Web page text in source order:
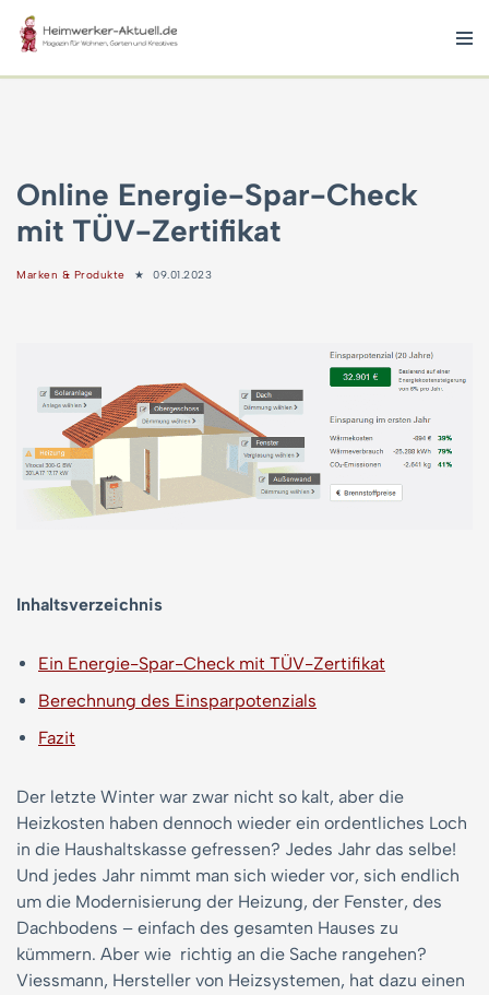
Zum
Inhalt
Online Energie-Spar-Check
mit TÜV-Zertifikat
Marken & Produkte 09.01.2023
Inhaltsverzeichnis
Ein Energie-Spar-Check mit TÜV-Zertifikat
Berechnung des Einsparpotenzials
Fazit
Der letzte Winter war zwar nicht so kalt, aber die
Heizkosten haben dennoch wieder ein ordentliches Loch
in die Haushaltskasse gefressen? Jedes Jahr das selbe!
Und jedes Jahr nimmt man sich wieder vor, sich endlich
um die Modernisierung der Heizung, der Fenster, des
Dachbodens – einfach des gesamten Hauses zu
kümmern. Aber wie richtig an die Sache rangehen?
Viessmann, Hersteller von Heizsystemen, hat dazu einen